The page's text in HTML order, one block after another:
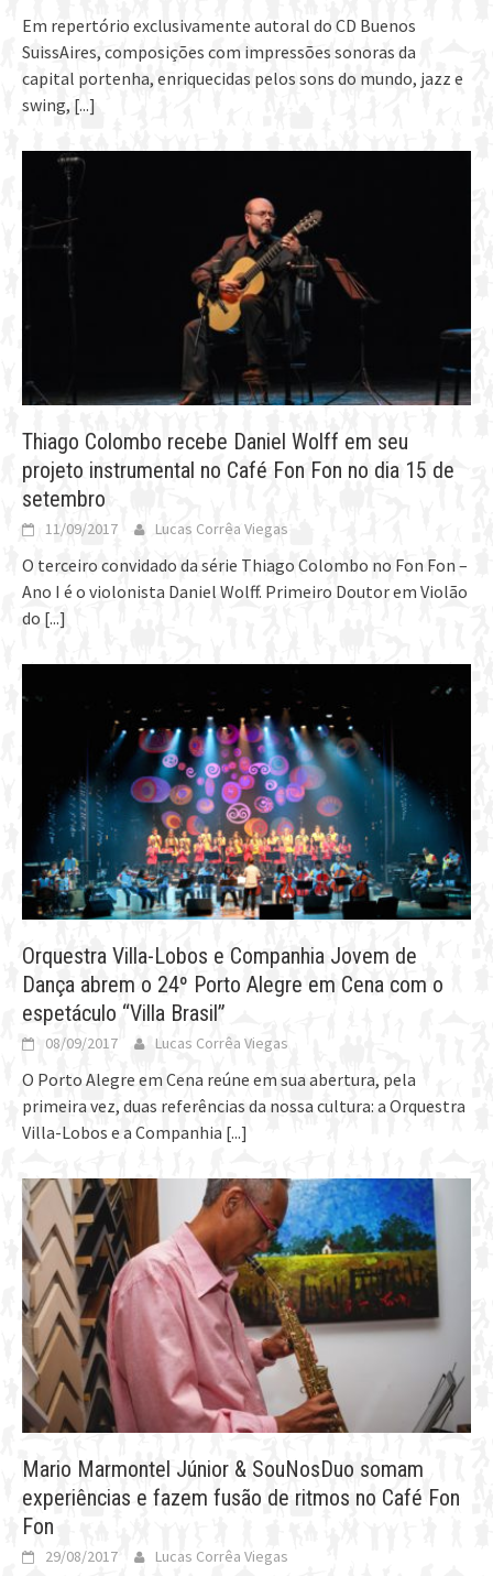
Em repertório exclusivamente autoral do CD Buenos
SuissAires, composições com impressões sonoras da
capital portenha, enriquecidas pelos sons do mundo, jazz e
swing, [...]
Thiago Colombo recebe Daniel Wolff em seu
projeto instrumental no Café Fon Fon no dia 15 de
setembro
11/09/2017 Lucas Corrêa Viegas
O terceiro convidado da série Thiago Colombo no Fon Fon –
Ano I é o violonista Daniel Wolff. Primeiro Doutor em Violão
do [...]
Orquestra Villa-Lobos e Companhia Jovem de
Dança abrem o 24º Porto Alegre em Cena com o
espetáculo “Villa Brasil”
08/09/2017 Lucas Corrêa Viegas
O Porto Alegre em Cena reúne em sua abertura, pela
primeira vez, duas referências da nossa cultura: a Orquestra
Villa-Lobos e a Companhia [...]
Mario Marmontel Júnior & SouNosDuo somam
experiências e fazem fusão de ritmos no Café Fon
Fon
29/08/2017 Lucas Corrêa Viegas